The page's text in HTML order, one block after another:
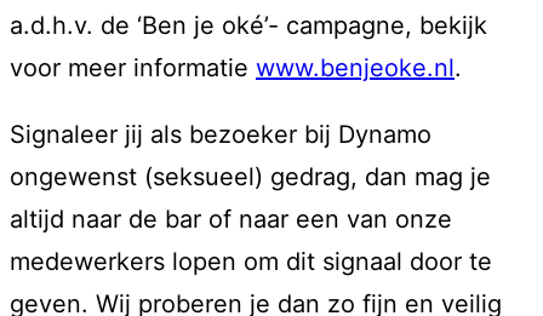
a.d.h.v. de ‘Ben je oké’- campagne, bekijk
voor meer informatie www.benjeoke.nl.
Signaleer jij als bezoeker bij Dynamo
ongewenst (seksueel) gedrag, dan mag je
altijd naar de bar of naar een van onze
medewerkers lopen om dit signaal door te
geven. Wij proberen je dan zo fijn en veilig